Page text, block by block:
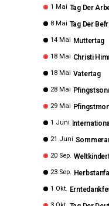
1 Mai Tag Der
8 Mai Tag Der
14 Mai Muttertag
18 Mai Christi
18 Mai Vatertag
28 Mai
29 Mai
1 Juni
21 Juni
20 Sep.
23 Sep.
1 Okt.